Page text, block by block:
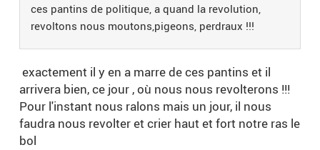
ces pantins de politique, a quand la revolution,
revoltons nous moutons,pigeons, perdraux !!!
exactement il y en a marre de ces pantins et il
arrivera bien, ce jour , où nous nous revolterons !!!
Pour l'instant nous ralons mais un jour, il nous
faudra nous revolter et crier haut et fort notre ras le
bol